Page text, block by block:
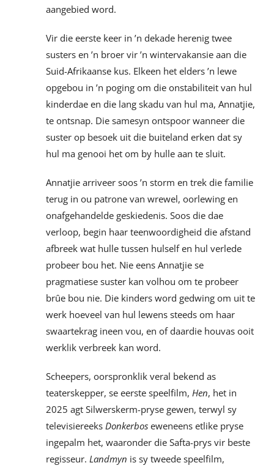
aangebied word.
Vir die eerste keer in ’n dekade herenig twee
susters en ’n broer vir ’n wintervakansie aan die
Suid-Afrikaanse kus. Elkeen het elders ’n lewe
opgebou in ’n poging om die onstabiliteit van hul
kinderdae en die lang skadu van hul ma, Annatjie,
te ontsnap. Die samesyn ontspoor wanneer die
suster op besoek uit die buiteland erken dat sy
hul ma genooi het om by hulle aan te sluit.
Annatjie arriveer soos ’n storm en trek die familie
terug in ou patrone van wrewel, oorlewing en
onafgehandelde geskiedenis. Soos die dae
verloop, begin haar teenwoordigheid die afstand
afbreek wat hulle tussen hulself en hul verlede
probeer bou het. Nie eens Annatjie se
pragmatiese suster kan volhou om te probeer
brûe bou nie. Die kinders word gedwing om uit te
werk hoeveel van hul lewens steeds om haar
swaartekrag ineen vou, en of daardie houvas ooit
werklik verbreek kan word.
Scheepers, oorspronklik veral bekend as
teaterskepper, se eerste speelfilm, Hen, het in
2025 agt Silwerskerm-pryse gewen, terwyl sy
televisiereeks Donkerboseweneens etlike pryse
ingepalm het, waaronder die Safta-prys vir beste
regisseur. Landmyn is sy tweede speelfilm,